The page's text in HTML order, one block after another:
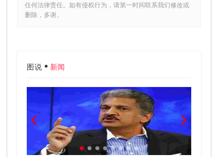
任何法律责任。如有侵权行为，请第一时间联系我们修改或
删除，多谢。
图说 新闻